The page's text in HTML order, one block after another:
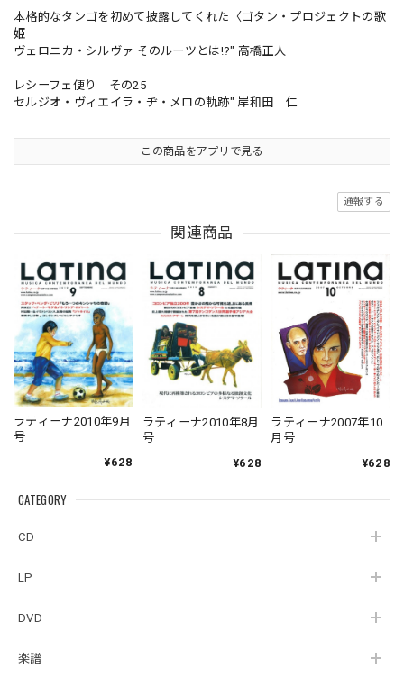
CATEGORY
CD
LP
DVD
楽譜
本格的なタンゴを初めて披露してくれた〈ゴタン・プロジェクトの歌
姫
ヴェロニカ・シルヴァ そのルーツとは!?" 高橋正人
レシーフェ便り その25
セルジオ・ヴィエイラ・ヂ・メロの軌跡" 岸和田 仁
この商品をアプリで見る
通報する
関連商品
ラティーナ2010年9月
号
¥628
ラティーナ2010年8月
号
¥628
ラティーナ2007年10
月号
¥628